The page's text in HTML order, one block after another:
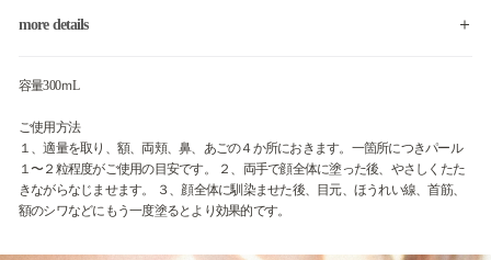
more details
容量300ｍL
ご使用方法
１、適量を取り、額、両頬、鼻、あごの４か所におきます。一箇所につきパール
１〜２粒程度がご使用の目安です。 ２、両手で顔全体に塗った後、やさしくたた
きながらなじませます。 ３、顔全体に馴染ませた後、目元、ほうれい線、首筋、
額のシワなどにもう一度塗るとより効果的です。